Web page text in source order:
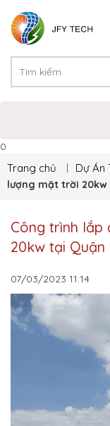
0
Trang chủ Dự Án
lượng mặt trời 20kw
Công trình lắp
20kw tại Quận
07/03/2023 11:14